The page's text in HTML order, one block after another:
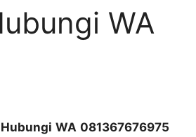
WA
WA 081367676975